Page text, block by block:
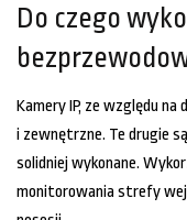
Do czego
Kamery IP, ze względu
i zewnętrzne. Te drugie
solidniej wykonane.
monitorowania strefy